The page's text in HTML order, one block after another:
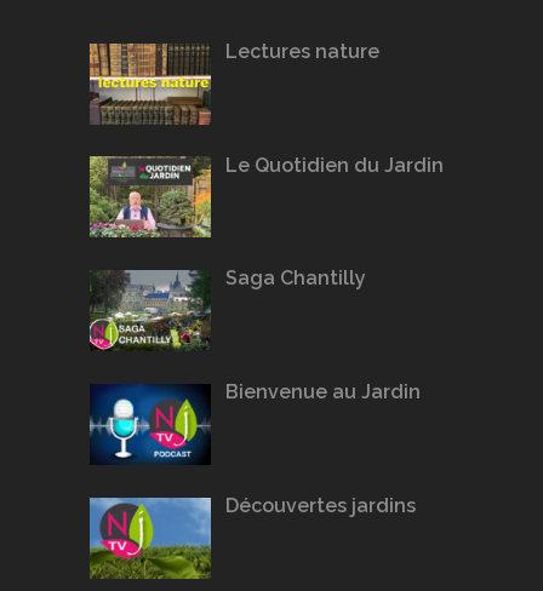
Lectures nature
Le Quotidien du Jardin
Saga Chantilly
Bienvenue au Jardin
Découvertes jardins